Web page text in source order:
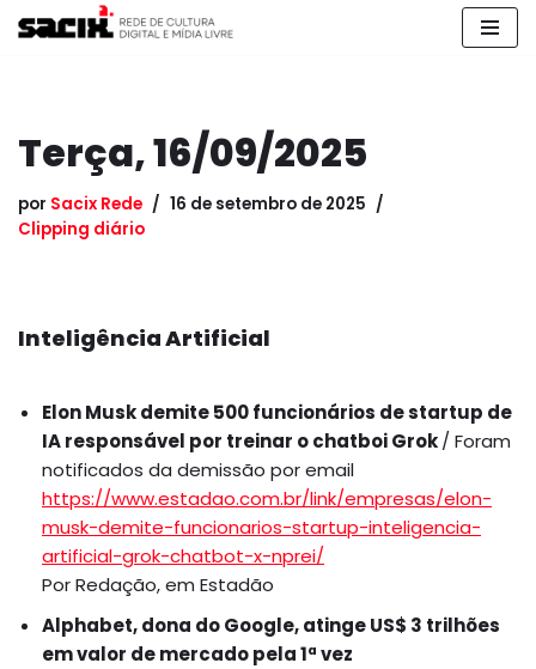
conteúdo
Terça, 16/09/2025
por Sacix Rede
16 de setembro de 2025
Clipping diário
Inteligência Artificial
Elon Musk demite 500 funcionários de startup de
IA responsável por treinar o chatboi Grok/ Foram
notificados da demissão por email
https://www.estadao.com.br/link/empresas/elon-
musk-demite-funcionarios-startup-inteligencia-
artificial-grok-chatbot-x-nprei/
Por Redação, em Estadão
Alphabet, dona do Google, atinge US$ 3 trilhões
em valor de mercado pela 1ª vez